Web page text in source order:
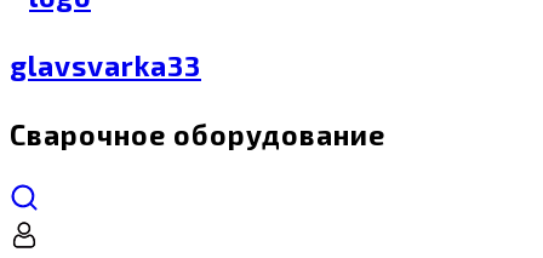
glavsvarka33
Сварочное оборудование